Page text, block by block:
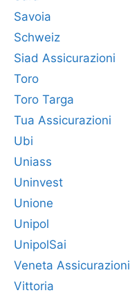
Savoia
Schweiz
Siad Assicurazioni
Toro
Toro Targa
Tua Assicurazioni
Ubi
Uniass
Uninvest
Unione
Unipol
UnipolSai
Veneta Assicurazioni
Vittoria